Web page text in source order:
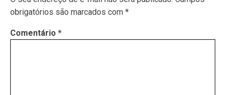
obrigatórios são marcados com *
Comentário *